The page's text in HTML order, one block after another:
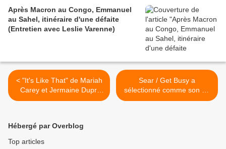
Après Macron au Congo, Emmanuel
au Sahel, itinéraire d'une défaite
(Entretien avec Leslie Varenne)
< "It's Like That" de Mariah
Carey et Jermaine Dupri
(Monsieur Janet Jackson)
Sear / Get Busy a
sélectionné comme son du
jour... Semaine vacances >
Hébergé par Overblog
Top articles